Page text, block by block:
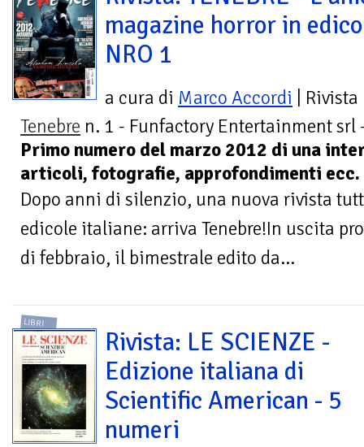
magazine horror in
NRO 1
a cura di Marco Accordi | Rivista
Tenebre n. 1 - Funfactory Entertainment srl
Primo numero del marzo 2012 di una
articoli, fotografie, approfondimenti ecc.
Dopo anni di silenzio, una nuova rivista
edicole italiane: arriva Tenebre!In uscita
di febbraio, il bimestrale edito da...
LIBRI
Rivista: LE SCIENZE -
Edizione italiana di
Scientific American - 5
numeri